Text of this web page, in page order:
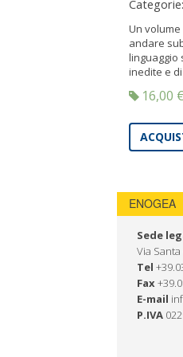
Categorie:
Un
andare
linguaggio
inedite e
16,00 €
ENOGEA
Sede
Via
Tel
Fax
E-mail
P.IVA